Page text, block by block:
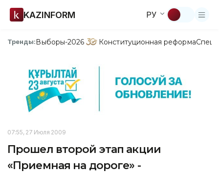
KAZINFORM РУ
Тренды:Выборы-2026 Конституционная реформа
07:55, 27 Июля 2009
Прошел второй этап акции
«Приемная на дороге» -